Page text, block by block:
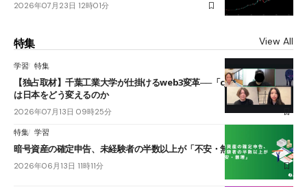
2026年07月23日 12時01分
特集 View All
学習 特集
【独占取材】千葉工業大学が仕掛けるweb3変革──「cJPY」とAIの融合
は日本をどう変えるのか
2026年07月13日 09時25分
特集 学習
暗号資産の確定申告、未経験者の半数以上が「不安・無理」
2026年06月13日 11時11分